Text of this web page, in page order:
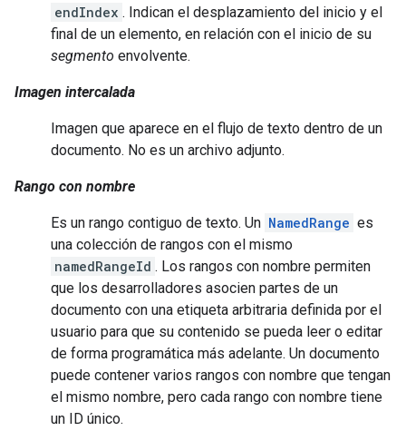
endIndex . Indican el desplazamiento del inicio y el
final de un elemento, en relación con el inicio de su
segmento envolvente.
Imagen intercalada
Imagen que aparece en el flujo de texto dentro de un
documento. No es un archivo adjunto.
Rango con nombre
Es un rango contiguo de texto. Un NamedRange es
una colección de rangos con el mismo
namedRangeId . Los rangos con nombre permiten
que los desarrolladores asocien partes de un
documento con una etiqueta arbitraria definida por el
usuario para que su contenido se pueda leer o editar
de forma programática más adelante. Un documento
puede contener varios rangos con nombre que tengan
el mismo nombre, pero cada rango con nombre tiene
un ID único.